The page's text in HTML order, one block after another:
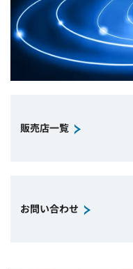
販売店一覧
お問い合わせ